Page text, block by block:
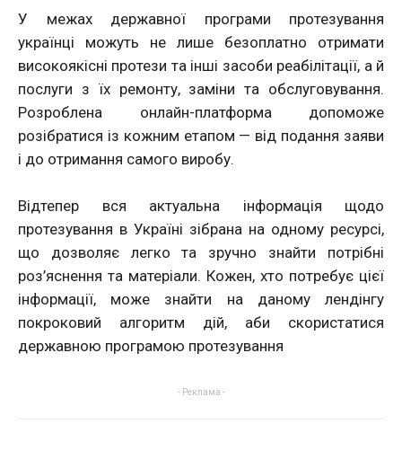
У межах державної програми протезування
українці можуть не лише безоплатно отримати
високоякісні протези та інші засоби реабілітації, а й
послуги з їх ремонту, заміни та обслуговування.
Розроблена онлайн-платформа допоможе
розібратися із кожним етапом — від подання заяви
і до отримання самого виробу.
Відтепер вся актуальна інформація щодо
протезування в Україні зібрана на одному ресурсі,
що дозволяє легко та зручно знайти потрібні
роз’яснення та матеріали. Кожен, хто потребує цієї
інформації, може знайти на даному лендінгу
покроковий алгоритм дій, аби скористатися
державною програмою протезування
- Реклама -